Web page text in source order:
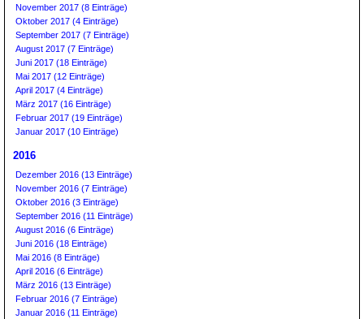
November 2017 (8 Einträge)
Oktober 2017 (4 Einträge)
September 2017 (7 Einträge)
August 2017 (7 Einträge)
Juni 2017 (18 Einträge)
Mai 2017 (12 Einträge)
April 2017 (4 Einträge)
März 2017 (16 Einträge)
Februar 2017 (19 Einträge)
Januar 2017 (10 Einträge)
2016
Dezember 2016 (13 Einträge)
November 2016 (7 Einträge)
Oktober 2016 (3 Einträge)
September 2016 (11 Einträge)
August 2016 (6 Einträge)
Juni 2016 (18 Einträge)
Mai 2016 (8 Einträge)
April 2016 (6 Einträge)
März 2016 (13 Einträge)
Februar 2016 (7 Einträge)
Januar 2016 (11 Einträge)